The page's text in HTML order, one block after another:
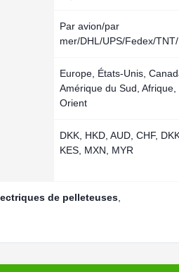
Par avion/par
mer/DHL/UPS/Fedex/TNT/
Europe, États-Unis,
Amérique du Sud, Afrique,
Orient
DKK, HKD, AUD, CHF,
KES, MXN, MYR
de pelleteuses